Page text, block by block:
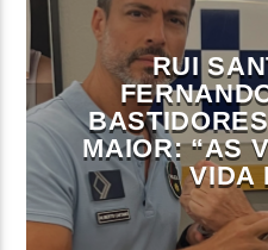
RUI
MAIOR: “AS
VIDA